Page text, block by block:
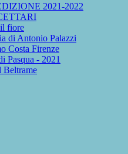
2021-2022
fiore
di Antonio Palazzi
Costa Firenze
Pasqua - 2021
Beltrame